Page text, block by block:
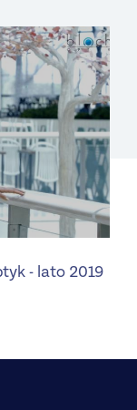
- lato 2019